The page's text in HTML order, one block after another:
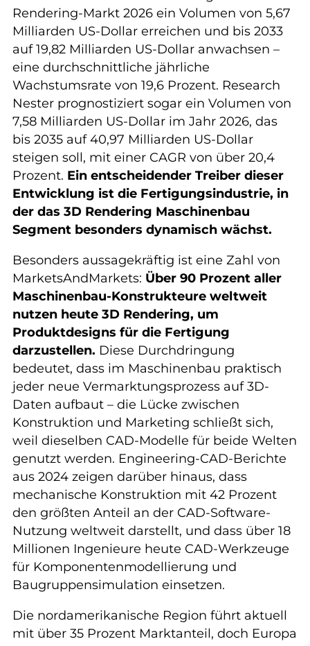
Rendering-Markt 2026 ein Volumen von 5,67
Milliarden US-Dollar erreichen und bis 2033
auf 19,82 Milliarden US-Dollar anwachsen –
eine durchschnittliche jährliche
Wachstumsrate von 19,6 Prozent. Research
Nester prognostiziert sogar ein Volumen von
7,58 Milliarden US-Dollar im Jahr 2026, das
bis 2035 auf 40,97 Milliarden US-Dollar
steigen soll, mit einer CAGR von über 20,4
Prozent. Ein entscheidender Treiber dieser
Entwicklung ist die Fertigungsindustrie, in
der das 3D Rendering Maschinenbau
Segment besonders dynamisch wächst.
Besonders aussagekräftig ist eine Zahl von
MarketsAndMarkets: Über 90 Prozent aller
Maschinenbau-Konstrukteure weltweit
nutzen heute 3D Rendering, um
Produktdesigns für die Fertigung
darzustellen. Diese Durchdringung
bedeutet, dass im Maschinenbau praktisch
jeder neue Vermarktungsprozess auf 3D-
Daten aufbaut – die Lücke zwischen
Konstruktion und Marketing schließt sich,
weil dieselben CAD-Modelle für beide Welten
genutzt werden. Engineering-CAD-Berichte
aus 2024 zeigen darüber hinaus, dass
mechanische Konstruktion mit 42 Prozent
den größten Anteil an der CAD-Software-
Nutzung weltweit darstellt, und dass über 18
Millionen Ingenieure heute CAD-Werkzeuge
für Komponentenmodellierung und
Baugruppensimulation einsetzen.
Die nordamerikanische Region führt aktuell
mit über 35 Prozent Marktanteil, doch Europa